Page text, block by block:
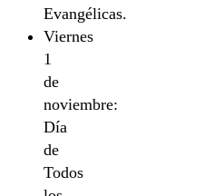
Evangélicas.
Viernes
1
de
noviembre:
Día
de
Todos